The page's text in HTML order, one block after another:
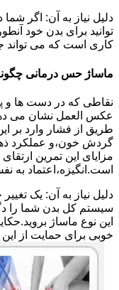
دلیل نیاز به آن: اگر
توانید برای بدن خود
کاری است که می تواند
ماساژ حس درمانی
نقاطی که در دست ها و
عکس العمل نشان می
طریق از فشار وارد بر
گردش خون،و عملکرد
مزایای این تمرین
است.انگیزه،اعتماد به
دلیل نیاز به آن: یک
سیستم کل بدن شما را
این نوع ماساژ
خوبی برای حمایت از